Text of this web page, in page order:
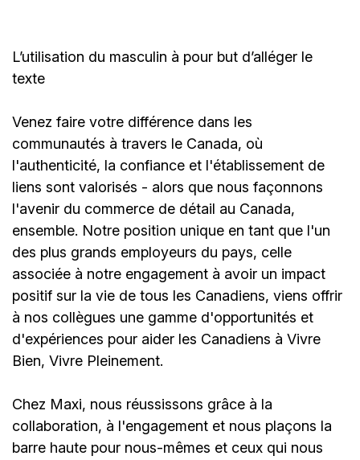
L’utilisation du masculin à pour but d’alléger le
texte
Venez faire votre différence dans les
communautés à travers le Canada, où
l'authenticité, la confiance et l'établissement de
liens sont valorisés - alors que nous façonnons
l'avenir du commerce de détail au Canada,
ensemble. Notre position unique en tant que l'un
des plus grands employeurs du pays, celle
associée à notre engagement à avoir un impact
positif sur la vie de tous les Canadiens, viens offrir
à nos collègues une gamme d'opportunités et
d'expériences pour aider les Canadiens à Vivre
Bien, Vivre Pleinement.
Chez Maxi, nous réussissons grâce à la
collaboration, à l'engagement et nous plaçons la
barre haute pour nous-mêmes et ceux qui nous